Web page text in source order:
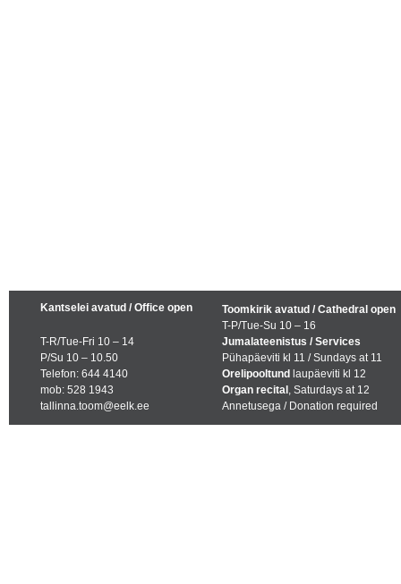
Kantselei avatud / Office open
T-R/Tue-Fri 10 – 14
P/Su 10 – 10.50
Telefon: 644 4140
mob: 528 1943
tallinna.toom@eelk.ee
Toomkirik avatud / Cathedral open
T-P/Tue-Su 10 – 16
Jumalateenistus / Services
Pühapäeviti kl 11 / Sundays at 11
Orelipooltund laupäeviti kl 12
Organ recital , Saturdays at 12
Annetusega / Donation required